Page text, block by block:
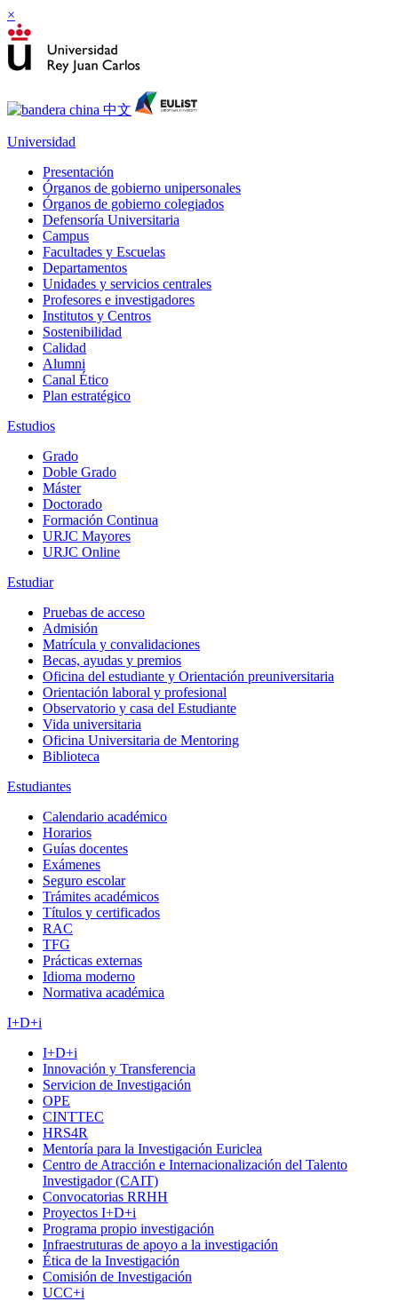
×
Universidad
Presentación
Órganos de gobierno unipersonales
Órganos de gobierno colegiados
Defensoría Universitaria
Campus
Facultades y Escuelas
Departamentos
Unidades y servicios centrales
Profesores e investigadores
Institutos y Centros
Sostenibilidad
Calidad
Alumni
Canal Ético
Plan estratégico
Estudios
Grado
Doble Grado
Máster
Doctorado
Formación Continua
URJC Mayores
URJC Online
Estudiar
Pruebas de acceso
Admisión
Matrícula y convalidaciones
Becas, ayudas y premios
Oficina del estudiante y Orientación preuniversitaria
Orientación laboral y profesional
Observatorio y casa del Estudiante
Vida universitaria
Oficina Universitaria de Mentoring
Biblioteca
Estudiantes
Calendario académico
Horarios
Guías docentes
Exámenes
Seguro escolar
Trámites académicos
Títulos y certificados
RAC
TFG
Prácticas externas
Idioma moderno
Normativa académica
I+D+i
I+D+i
Innovación y Transferencia
Servicion de Investigación
OPE
CINTTEC
HRS4R
Mentoría para la Investigación Euriclea
Centro de Atracción e Internacionalización del Talento
Investigador (CAIT)
Convocatorias RRHH
Proyectos I+D+i
Programa propio investigación
Infraestruturas de apoyo a la investigación
Ética de la Investigación
Comisión de Investigación
UCC+i